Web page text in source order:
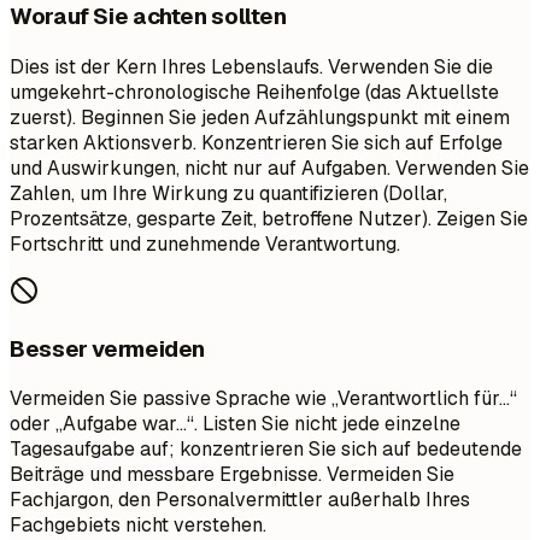
Worauf Sie achten sollten
Dies ist der Kern Ihres Lebenslaufs. Verwenden Sie die
umgekehrt-chronologische Reihenfolge (das Aktuellste
zuerst). Beginnen Sie jeden Aufzählungspunkt mit einem
starken Aktionsverb. Konzentrieren Sie sich auf Erfolge
und Auswirkungen, nicht nur auf Aufgaben. Verwenden Sie
Zahlen, um Ihre Wirkung zu quantifizieren (Dollar,
Prozentsätze, gesparte Zeit, betroffene Nutzer). Zeigen Sie
Fortschritt und zunehmende Verantwortung.
Besser vermeiden
Vermeiden Sie passive Sprache wie „Verantwortlich für...“
oder „Aufgabe war...“. Listen Sie nicht jede einzelne
Tagesaufgabe auf; konzentrieren Sie sich auf bedeutende
Beiträge und messbare Ergebnisse. Vermeiden Sie
Fachjargon, den Personalvermittler außerhalb Ihres
Fachgebiets nicht verstehen.